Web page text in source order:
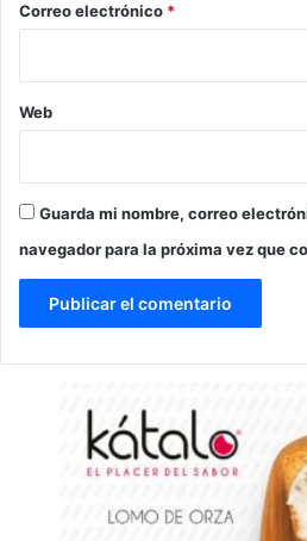
*
Correo electrónico *
Web
Guarda mi nombre, correo
navegador para la próxima vez que